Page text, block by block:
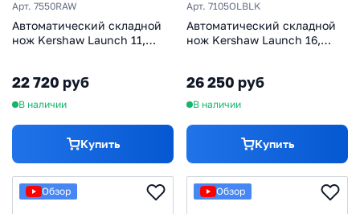
Арт. 7550RAW
Автоматический складной
нож Kershaw Launch 11,
22 720 руб
В наличии
Купить
Арт. 7105OLBLK
Автоматический складной
нож Kershaw Launch 16,
оливковый
26 250 руб
В наличии
Купить
Обзор Обзор